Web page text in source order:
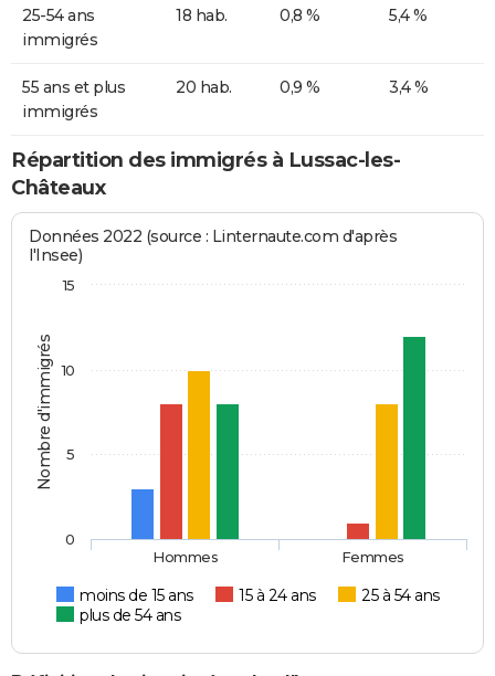
25-54 ans
immigrés
18 hab. 0,8 % 5,4 %
55 ans et plus
immigrés
20 hab. 0,9 % 3,4 %
Répartition des immigrés à Lussac-les-
Châteaux
Nombre d'immigrés
Données 2022 (source : Linternaute.com d'après
l'Insee)
moins de 15 ans 15 à 24 ans
25 à 54 ans
plus de 54 ans
Hommes Femmes
0
5
10
15